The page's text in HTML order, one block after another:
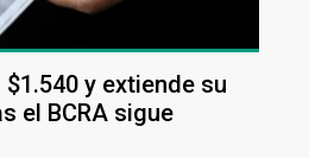
y extiende su
el BCRA sigue